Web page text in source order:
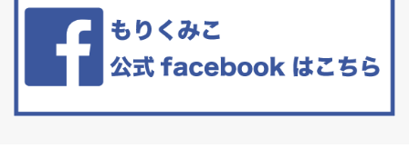
といった更年期症状はまだ...